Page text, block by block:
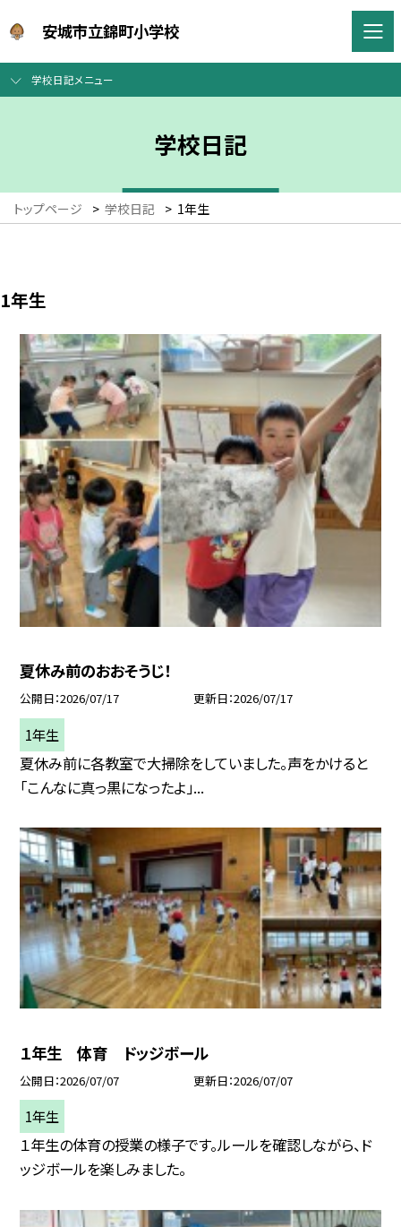
安城市立錦町小学校
学校日記メニュー
学校日記
トップページ > 学校日記 > 1年生
1年生
夏休み前のおおそうじ！
公開日 2026/07/17 更新日 2026/07/17
1年生
夏休み前に各教室で大掃除をしていました。声をかけると
「こんなに真っ黒になったよ」...
１年生 体育 ドッジボール
公開日 2026/07/07 更新日 2026/07/07
1年生
１年生の体育の授業の様子です。ルールを確認しながら、ド
ッジボールを楽しみました。